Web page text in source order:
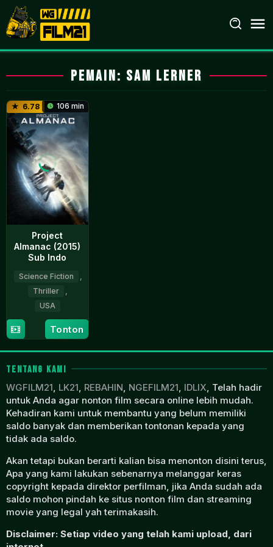
Loncat
ke
konten
Pemain: Sam Lerner
6.78 106 min
Project
Almanac (2015)
Sub Indo
Science Fiction
Thriller
USA
28
Jan
2015
Dean
Israelite
Tonton
TENTANG KAMI
WGFILM21, LK21, REBAHIN, NGEFILM21, IDLIX, Telah hadir
untuk Anda agar nonton film secara online lebih mudah.
Kehadiran kami untuk membantu yang belum memiliki
saldo banyak dan memberikan tontonan kepada yang
tidak ada saldo.
Akan tetapi bukan berarti kalian bisa menonton disini terus,
Apa yang kami lakukan sebenarnya melanggar keras
copyright kepada direktor perfilman, jika Anda sudah ada
saldo mohon pindah ke situs nonton film dan streaming
movie yang legal yah terimakasih.
Disclaimer: Setiap video yang telah kami upload, dari